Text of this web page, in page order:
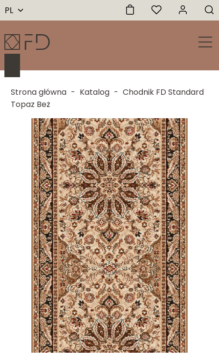
PL
Strona główna - Katalog - Chodnik FD Standard
Topaz Beż